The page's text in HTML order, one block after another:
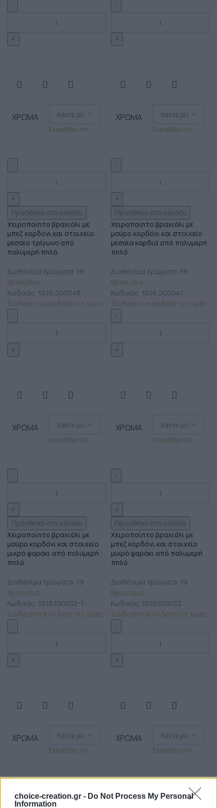
choice-creation.gr - Do Not Process My Personal
Information
ΧΡΏΜΑ
Εκκαθάριση
Προσθήκη στο καλάθι
Χειροποίητο βραχιόλι με
μπεζ κορδόνι και στοιχείο
μεσαίο τρίγωνο από
πολυμερή πηλό
Διαθέσιμα Χρώματα: 19
Βραχιόλια
Κωδικός: 10.16.200048
Σύνδεση για να δείτε τις τιμές
ΧΡΏΜΑ
Εκκαθάριση
Προσθήκη στο καλάθι
Χειροποίητο βραχιόλι με
μαύρο κορδόνι και στοιχείο
μεσαία καρδιά από πολυμερή
πηλό
Διαθέσιμα Χρώματα: 19
Βραχιόλια
Κωδικός: 10.16.200041
Σύνδεση για να δείτε τις τιμές
ΧΡΏΜΑ
Εκκαθάριση
Προσθήκη στο καλάθι
Χειροποίητο βραχιόλι με
μαύρο κορδόνι και στοιχείο
μικρό ψαράκι από πολυμερή
πηλό
Διαθέσιμα Χρώματα: 19
Βραχιόλια
Κωδικός: 10.16.100032-1
Σύνδεση για να δείτε τις τιμές
ΧΡΏΜΑ
Εκκαθάριση
Προσθήκη στο καλάθι
Χειροποίητο βραχιόλι με
μπεζ κορδόνι και στοιχείο
μικρό ψαράκι από πολυμερή
πηλό
Διαθέσιμα Χρώματα: 19
Βραχιόλια
Κωδικός: 10.16.100032
Σύνδεση για να δείτε τις τιμές
ΧΡΏΜΑ
Εκκαθάριση
ΧΡΏΜΑ
Εκκαθάριση